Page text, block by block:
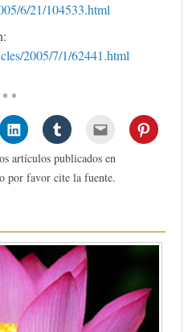
6/21/104533.html
2005/7/1/62441.html
* *
artículos publicados en
por favor cite la fuente.